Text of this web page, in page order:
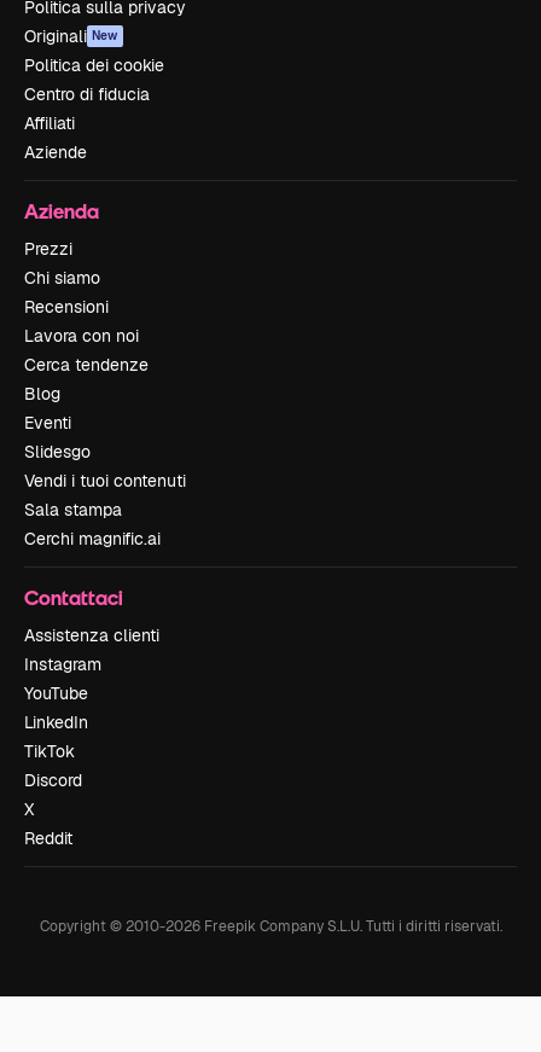
Politica sulla privacy
Originali New
Politica dei cookie
Centro di fiducia
Affiliati
Aziende
Azienda
Prezzi
Chi siamo
Recensioni
Lavora con noi
Cerca tendenze
Blog
Eventi
Slidesgo
Vendi i tuoi contenuti
Sala stampa
Cerchi magnific.ai
Contattaci
Assistenza clienti
Instagram
YouTube
LinkedIn
TikTok
Discord
X
Reddit
Copyright © 2010-2026Freepik Company S.L.U. Tutti i diritti riservati.